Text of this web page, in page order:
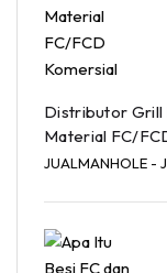
Distributor Grill
Material FC/
JUALMANHOLE -